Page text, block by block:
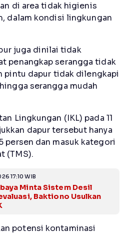
di area tidak higienis
dalam kondisi lingkungan
juga dinilai tidak
penangkap serangga tidak
pintu dapur tidak dilengkapi
serangga mudah
Lingkungan (IKL) pada 11
dapur tersebut hanya
persen dan masuk kategori
(TMS).
17:10 WIB
Minta Sistem Desil
Baktiono Usulkan
potensi kontaminasi